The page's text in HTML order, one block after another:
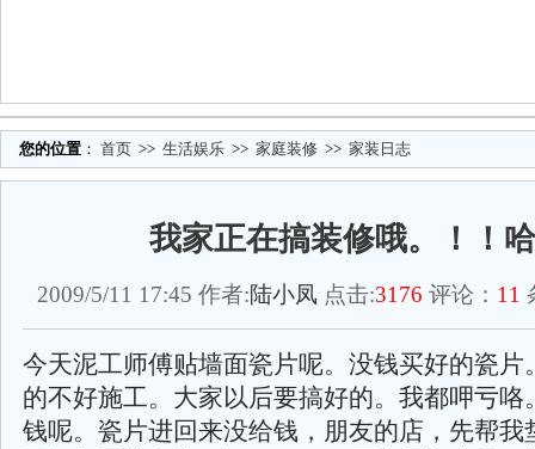
您的位置 ： 首页 >> 生活娱乐 >> 家庭装修 >> 家装日志
我家正在搞装修哦。！！
2009/5/11 17:45 作者:陆小凤点击:3176 评论： 11
今天泥工师傅贴墙面瓷片呢。没钱买好的瓷片
的不好施工。大家以后要搞好的。我都呷亏咯
钱呢。瓷片进回来没给钱，朋友的店，先帮我